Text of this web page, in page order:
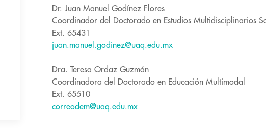
Dr. Juan Manuel Godínez Flores
Coordinador del Doctorado en Estudios Multidisciplinarios
Ext. 65431
juan.manuel.godinez@uaq.edu.mx
Dra. Teresa Ordaz Guzmán
Coordinadora del Doctorado en Educación Multimodal
Ext. 65510
correodem@uaq.edu.mx